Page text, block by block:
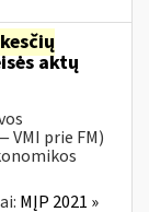
aktų
prie FM)
MĮP 2021 »